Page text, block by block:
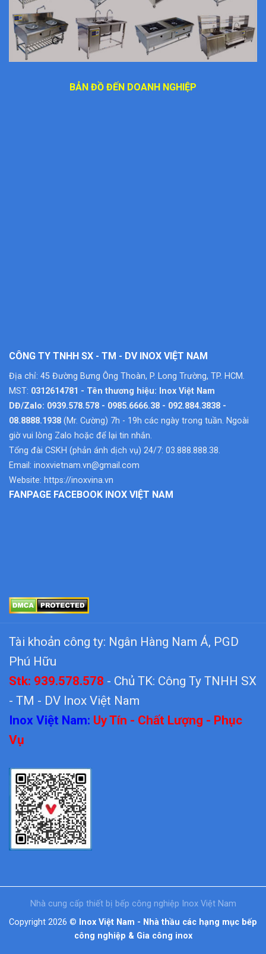
BẢN ĐỒ ĐẾN DOANH NGHIỆP
CÔNG TY TNHH SX - TM - DV INOX VIỆT NAM
Địa chỉ: 45 Đường Bưng Ông Thoàn, P. Long Trường, TP. HCM.
MST: 0312614781 - Tên thương hiệu: Inox Việt Nam
DĐ/Zalo: 0939.578.578 - 0985.6666.38 - 092.884.3838 -
08.8888.1938 (Mr. Cường) 7h - 19h các ngày trong tuần. Ngoài
giờ vui lòng Zalo hoặc để lại tin nhắn.
Tổng đài CSKH (phản ánh dịch vụ) 24/7: 03.888.888.38.
Email: inoxvietnam.vn@gmail.com
Website: https://inoxvina.vn
FANPAGE FACEBOOK INOX VIỆT NAM
Tài khoản công ty: Ngân Hàng Nam Á, PGD
Phú Hữu
Stk: 939.578.578 - Chủ TK: Công Ty TNHH SX
- TM - DV Inox Việt Nam
Inox Việt Nam: Uy Tín - Chất Lượng - Phục
Vụ
Nhà cung cấp thiết bị bếp công nghiệp Inox Việt Nam
Copyright 2026 © Inox Việt Nam - Nhà thầu các hạng mục bếp
công nghiệp & Gia công inox